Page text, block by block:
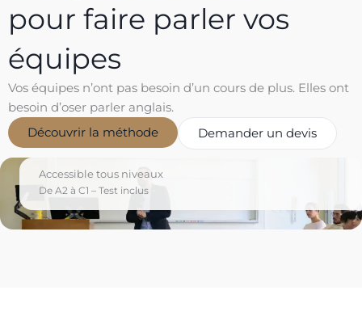
pour faire parler vos
équipes
Vos équipes n’ont pas besoin d’un cours de plus. Elles ont
besoin d’oser parler anglais.
Découvrir la méthode
Demander un devis
Accessible tous niveaux
De A2 à C1 – Test inclus